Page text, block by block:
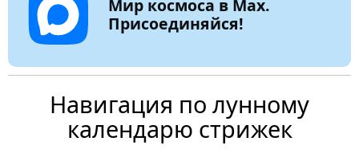
Мир космоса в Max.
Присоединяйся!
Навигация по лунному
календарю стрижек